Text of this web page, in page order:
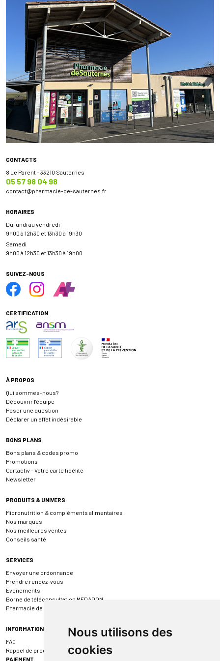
Nous utilisons des
cookies
CONTACTS
8 Le Parent - 33210 Sauternes
05 57 98 04 98
contact@pharmacie-de-sauternes.fr
HORAIRES
Du lundi au vendredi
9h00 à 12h30 et 13h30 à 19h30
Samedi
9h00 à 12h30 et 13h30 à 19h00
SUIVEZ-NOUS
CERTIFICATION
À PROPOS
Qui sommes-nous?
Découvrir l’équipe
Poser une question
Déclarer un effet indésirable
BONS PLANS
Bons plans & codes promo
Promotions
Cartactiv – Votre carte fidélité
Newsletter
PRODUITS & UNIVERS
Micronutrition & compléments alimentaires
Nos marques
Nos meilleures ventes
Conseils santé
SERVICES
Envoyer une ordonnance
Prendre rendez-vous
Événements
Borne de téléconsultation MEDADOM
Pharmacie de garde
INFORMATIONS
FAQ
Rappel de produit
PAIEMENT